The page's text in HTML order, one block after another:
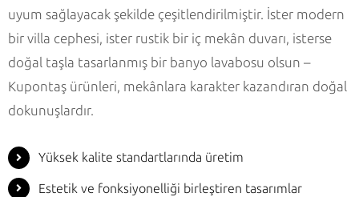
uyum sağlayacak şekilde çeşitlendirilmiştir. İster modern
bir villa cephesi, ister rustik bir iç mekân duvarı, isterse
doğal taşla tasarlanmış bir banyo lavabosu olsun –
Kupontaş ürünleri, mekânlara karakter kazandıran doğal
dokunuşlardır.
Yüksek kalite standartlarında üretim
Estetik ve fonksiyonelliği birleştiren tasarımlar